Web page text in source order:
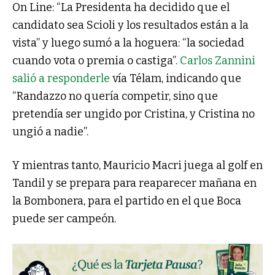
On Line: “La Presidenta ha decidido que el
candidato sea Scioli y los resultados están a la
vista” y luego sumó a la hoguera: “la sociedad
cuando vota o premia o castiga”. Carlos Zannini
salió a responderle vía Télam, indicando que
“Randazzo no quería competir, sino que
pretendía ser ungido por Cristina, y Cristina no
ungió a nadie”.
Y mientras tanto, Mauricio Macri juega al golf en
Tandil y se prepara para reaparecer mañana en
la Bombonera, para el partido en el que Boca
puede ser campeón.